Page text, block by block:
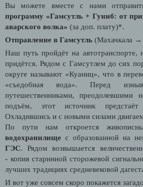
Вы можете вместе с нами
программу «Гамсутль + Гуниб: от
аварского волка» (за доп. плату)*.
Отправление в Гамсутль (Махачкала →
Наш путь пройдёт на автотранспорте,
придётся. Рядом с Гамсутлем до сих
округе называют «Куаниц», что в
«съедобная вода». Перед
путешественниками, преодолевшими
подъём, этот источник
Охладившись и с новыми силами
По пути нам откроется
водохранилище с образованной на
ГЭС. Рядом возвышается
- копия старинной сторожевой
лучших традициях средневековой
И вот уже совсем скоро покажется